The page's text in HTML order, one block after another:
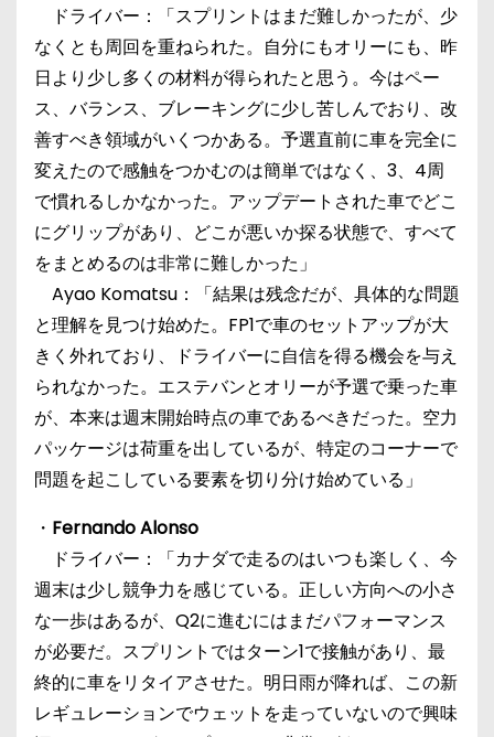
ドライバー：「スプリントはまだ難しかったが、少
なくとも周回を重ねられた。自分にもオリーにも、昨
日より少し多くの材料が得られたと思う。今はペー
ス、バランス、ブレーキングに少し苦しんでおり、改
善すべき領域がいくつかある。予選直前に車を完全に
変えたので感触をつかむのは簡単ではなく、3、4周
で慣れるしかなかった。アップデートされた車でどこ
にグリップがあり、どこが悪いか探る状態で、すべて
をまとめるのは非常に難しかった」
Ayao Komatsu：「結果は残念だが、具体的な問題
と理解を見つけ始めた。FP1で車のセットアップが大
きく外れており、ドライバーに自信を得る機会を与え
られなかった。エステバンとオリーが予選で乗った車
が、本来は週末開始時点の車であるべきだった。空力
パッケージは荷重を出しているが、特定のコーナーで
問題を起こしている要素を切り分け始めている」
・ Fernando Alonso
ドライバー：「カナダで走るのはいつも楽しく、今
週末は少し競争力を感じている。正しい方向への小さ
な一歩はあるが、Q2に進むにはまだパフォーマンス
が必要だ。スプリントではターン1で接触があり、最
終的に車をリタイアさせた。明日雨が降れば、この新
レギュレーションでウェットを走っていないので興味